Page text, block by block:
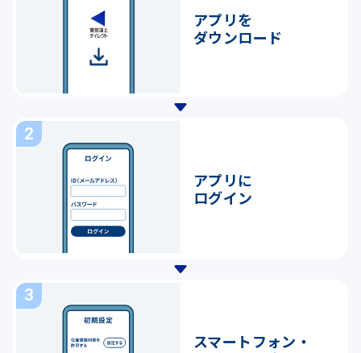
アプリを
ダウンロード
アプリに
ログイン
スマートフォン・